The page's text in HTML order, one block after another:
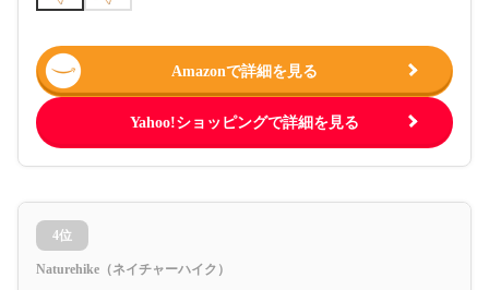
Amazonで詳細を見る
Yahoo!ショッピングで詳細を見る
4位
Naturehike（ネイチャーハイク）